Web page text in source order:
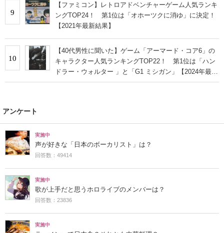
9
【ファミコン】レトロアドベンチャーゲーム人気ランキ
ングTOP24！ 第1位は「オホーツクに消ゆ」に決定！
【2021年最新結果】
10
【40代男性に聞いた】ゲーム「アーマード・コア6」の
キャラクター人気ランキングTOP22！ 第1位は「ハン
ドラー・ウォルター 」と「G1 ミシガン」【2024年最新
投票結果】
アンケート
実施中
声が好きな「日本のボーカリスト」は？
回答数：49414
実施中
歌が上手だと思うホロライブのメンバーは？
回答数：23836
実施中